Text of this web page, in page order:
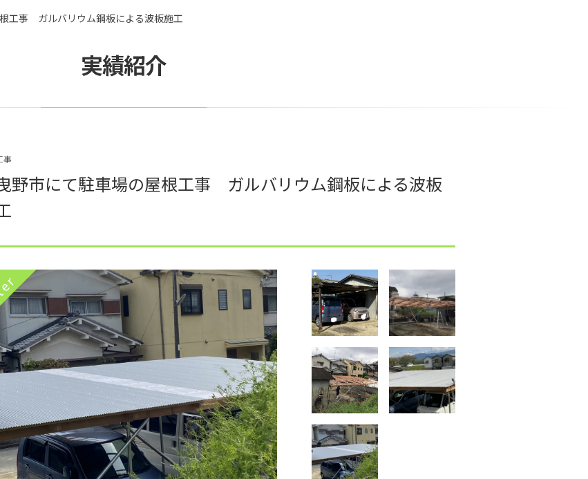
工事 ガルバリウム鋼板による波板施工
実績紹介
事
野市にて駐車場の屋根工事 ガルバリウム鋼板による波板